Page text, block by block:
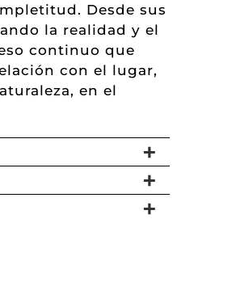
Desde sus
la realidad y el
continuo que
con el lugar,
en el